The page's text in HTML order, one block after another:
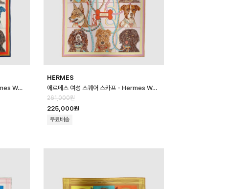
에르메스 여성 스퀘어 스카프 - Hermes Womens Square Scarf - acc…
HERMES
에르메스 여성 스퀘어 스카프 - Hermes Womens Square Scarf - acc…
261,000원
225,000원
무료배송